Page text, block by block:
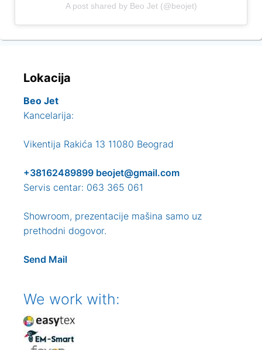
A post shared by Beo Jet (@beojet)
Lokacija
Beo Jet
Kancelarija:
Vikentija Rakića 13 11080 Beograd
+38162489899 beojet@gmail.com
Servis centar: 063 365 061
Showroom, prezentacije mašina samo uz
prethodni dogovor.
Send Mail
We work with: